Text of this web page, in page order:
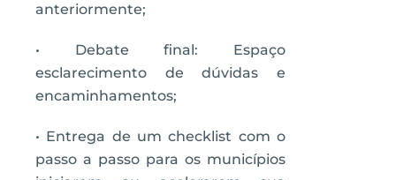
anteriormente;
• Debate final: Espaço
esclarecimento de dúvidas e
encaminhamentos;
• Entrega de um checklist com o
passo a passo para os municípios